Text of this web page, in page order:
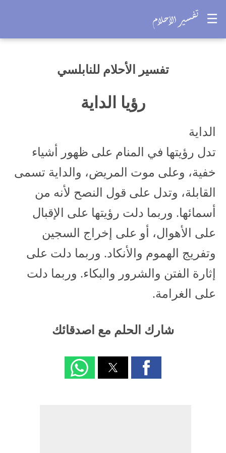
☰
تفسير الأحلام للنابلسي
رؤيا الداية
الداية
تدل رؤيتها في المنام على ظهور أشياء
خفية، وعلى موت المريض، والداية تسمى
القابلة، وتدل على قول النصح لأنه من
أسمائها. وربما دلت رؤيتها على الإقبال
على الأهوال، أو على إخراج السجين
وتفريج الهموم والأنكاد. وربما دلت على
إثارة الفتن والشرور والبكاء. وربما دلت
على الغرامة.
شارك الحلم مع اصدقائك